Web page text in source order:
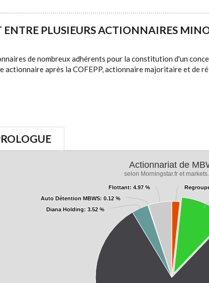
PLUSIEURS ACTIONNAIRES
de nombreux adhérents pour la constitution d'un
actionnaire après la COFEPP, actionnaire majoritaire et de
Actionnariat de
selon Morningstar.fr et
Diana Holding: 3.52 %
Diana Holding: 3.52 %
Auto Détention MBWS: 0.12 %
Auto Détention MBWS: 0.12 %
Flottant: 4.97 %
Flottant: 4.97 %